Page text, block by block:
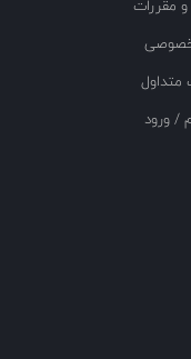
و مقررات
متداول
/ ورود